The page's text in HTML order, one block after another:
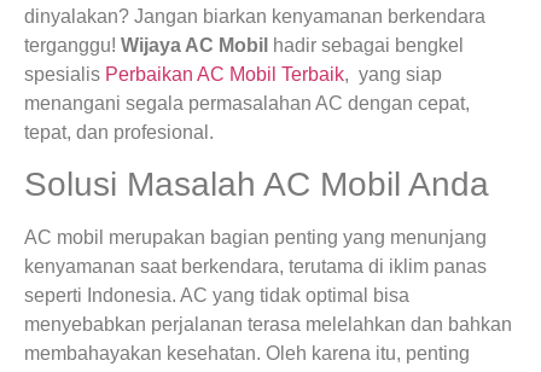
dinyalakan? Jangan biarkan kenyamanan berkendara
terganggu! Wijaya AC Mobil hadir sebagai bengkel
spesialis Perbaikan AC Mobil Terbaik, yang siap
menangani segala permasalahan AC dengan cepat,
tepat, dan profesional.
Solusi Masalah AC Mobil Anda
AC mobil merupakan bagian penting yang menunjang
kenyamanan saat berkendara, terutama di iklim panas
seperti Indonesia. AC yang tidak optimal bisa
menyebabkan perjalanan terasa melelahkan dan bahkan
membahayakan kesehatan. Oleh karena itu, penting